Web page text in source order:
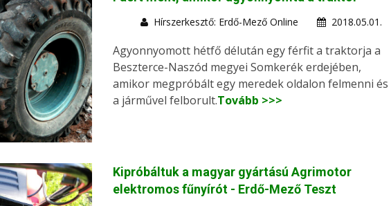
Hírszerkesztő: Erdő-Mező Online 2018.05.01.
Agyonnyomott hétfő délután egy férfit a traktorja a
Beszterce-Naszód megyei Somkerék erdejében,
amikor megpróbált egy meredek oldalon felmenni és
a járművel felborult.Tovább >>>
Kipróbáltuk a magyar gyártású Agrimotor
elektromos fűnyírót - Erdő-Mező Teszt